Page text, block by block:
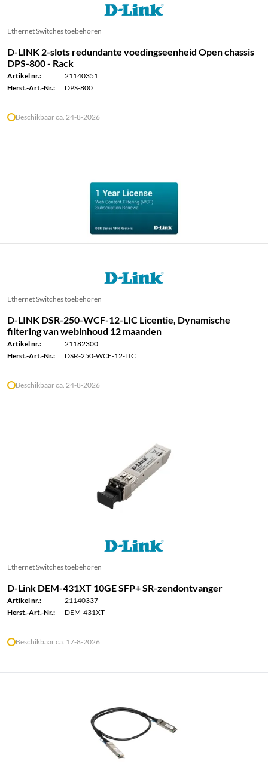
Ethernet Switches toebehoren
D-LINK 2-slots redundante voedingseenheid Open chassis
DPS-800 - Rack
Artikel nr.:
21140351
Herst.-Art.-Nr.:
DPS-800
Beschikbaar ca. 24-8-2026
Ethernet Switches toebehoren
D-LINK DSR-250-WCF-12-LIC Licentie, Dynamische
filtering van webinhoud 12 maanden
Artikel nr.:
21182300
Herst.-Art.-Nr.:
DSR-250-WCF-12-LIC
Beschikbaar ca. 24-8-2026
Ethernet Switches toebehoren
D-Link DEM-431XT 10GE SFP+ SR-zendontvanger
Artikel nr.:
21140337
Herst.-Art.-Nr.:
DEM-431XT
Beschikbaar ca. 17-8-2026